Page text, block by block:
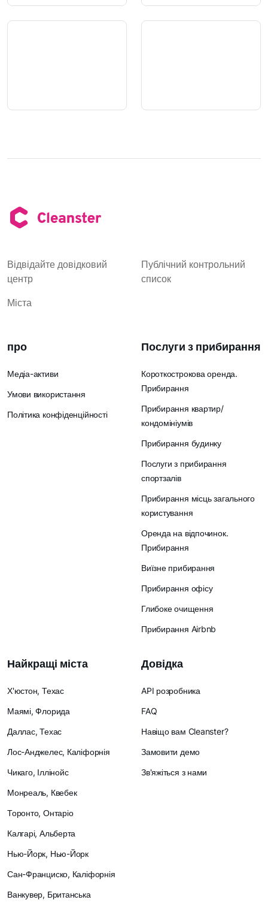
Відвідайте довідковий
центр
Публічний контрольний
список
Міста
про
Медіа-активи
Умови використання
Політика конфіденційності
Послуги з прибирання
Короткострокова оренда.
Прибирання
Прибирання квартир/
кондомініумів
Прибирання будинку
Послуги з прибирання
спортзалів
Прибирання місць загального
користування
Оренда на відпочинок.
Прибирання
Виїзне прибирання
Прибирання офісу
Глибоке очищення
Прибирання Airbnb
Найкращі міста
Х'юстон, Техас
Маямі, Флорида
Даллас, Техас
Лос-Анджелес, Каліфорнія
Чикаго, Іллінойс
Монреаль, Квебек
Торонто, Онтаріо
Калгарі, Альберта
Нью-Йорк, Нью-Йорк
Сан-Франциско, Каліфорнія
Ванкувер, Британська
Довідка
API розробника
FAQ
Навіщо вам Cleanster?
Замовити демо
Зв'яжіться з нами